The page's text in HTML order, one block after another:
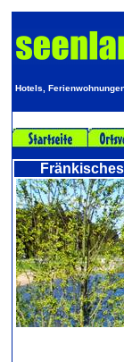
Hotels,